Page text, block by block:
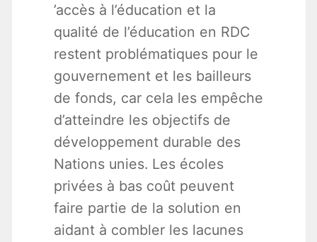
’accès à l’éducation et la
qualité de l’éducation en RDC
restent problématiques pour le
gouvernement et les bailleurs
de fonds, car cela les empêche
d’atteindre les objectifs de
développement durable des
Nations unies. Les écoles
privées à bas coût peuvent
faire partie de la solution en
aidant à combler les lacunes